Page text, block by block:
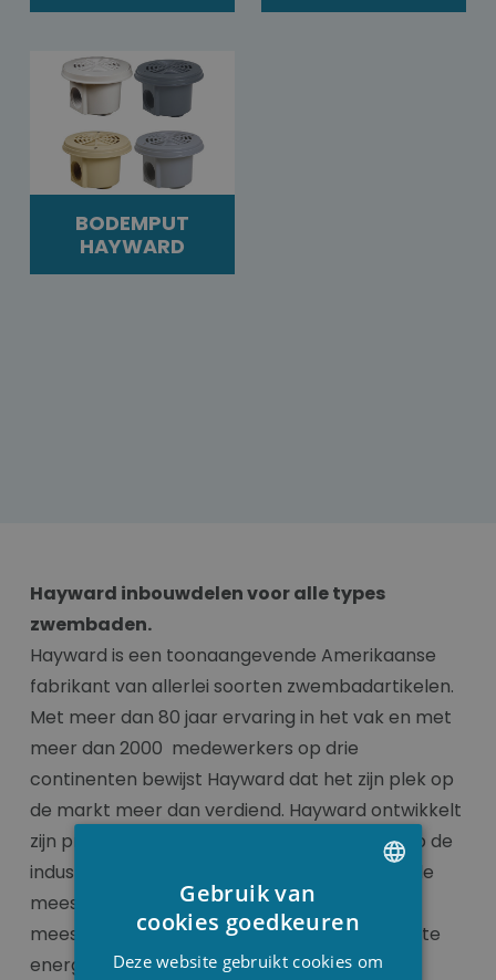
BODEMPUT
HAYWARD
Hayward inbouwdelen voor alle types
zwembaden.
Hayward is een toonaangevende Amerikaanse
fabrikant van allerlei soorten zwembadartikelen.
Met meer dan 80 jaar ervaring in het vak en met
meer dan 2000 medewerkers op drie
continenten bewijst Hayward dat het zijn plek op
de markt meer dan verdiend. Hayward ontwikkelt
zijn producten met een arendsoog gericht op de
industrie en de evolutie ervan. Ze gaan voor de
meest innovatieve ideeën en koppelen zo de
meest hoogwaardige materialen aan de beste
energie-efficiëntie en milieuvriendelijkheid.
Gebruik van
cookies goedkeuren
Deze website gebruikt cookies om